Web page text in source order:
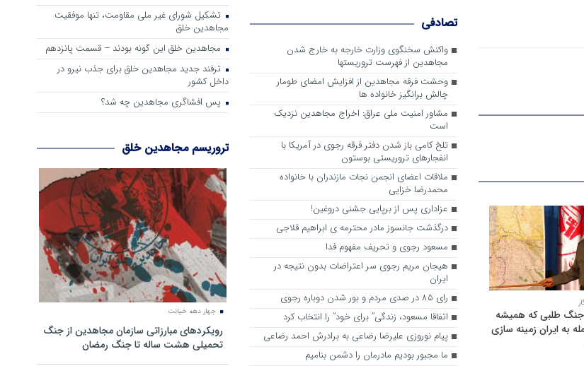
طلبی که همیشه
به ایران زمینه سازی
تصادفی
واکنش سخنگوی وزارت خارجه به خارج شدن
مجاهدین از فهرست تروریستها
وحشت فرقه مجاهدین از افزایش امضای طومار
چالش برانگیز خانواده ها
مشاور امنیت ملی عراق: اخراج مجاهدین نزدیک
است
تلخ کامی باز شدن دفتر فرقه رجوی در آمریکا با
انفجارهای تروریستی بوستون
ملاقات اعضای انجمن نجات مازندران با خانواده
محمدرضا خزایی
عزاداری پس از برپایی جشنی دروغین!
درگذشت جانسوز مادر محترمه ی ابراهیم قلاجی
مسعود رجوی و تحریف مفهوم فدا
هیجان مریم رجوی سر اعتراضات بدون نتیجه در
ایران
رای 85 در صدی مردم و بور شدن دوباره رجوی
اتفاقا مسعود، زندگی” برای خود” را انتخاب کرد
پیام نوروزی علیرضا رضاعی به برادرش احمد رضاعی
ما مجبور بودیم مادرمان را دشمن بنامیم
تشکیل شورای غیر ملی مقاومت، تنها موفقیت
مجاهدین خلق
مجاهدین خلق این گونه بودند – قسمت پانزدهم
ترفند جدید مجاهدین خلق برای جذب نیرو در
داخل کشور
پس افشاگری مجاهدین چه شد؟
تروریسم مجاهدین خلق
چهار دهه خیانت
رویکرد‌های مبارزاتی سازمان مجاهدین از جنگ
تحمیلی هشت ساله تا جنگ رمضان